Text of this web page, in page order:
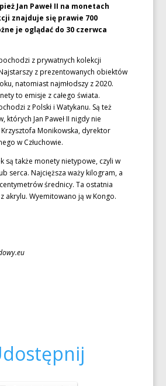
Jan Paweł II na monetach
znajduje się prawie 700
je oglądać do 30 czerwca
z prywatnych kolekcji
z prezentowanych obiektów
natomiast najmłodszy z 2020.
to emisje z całego świata.
z Polski i Watykanu. Są też
których Jan Paweł II nigdy nie
Monikowska, dyrektor
w Człuchowie.
są także monety nietypowe, czyli w
serca. Najcięższa waży kilogram, a
średnicy. Ta ostatnia
akrylu. Wyemitowano ją w Kongo.